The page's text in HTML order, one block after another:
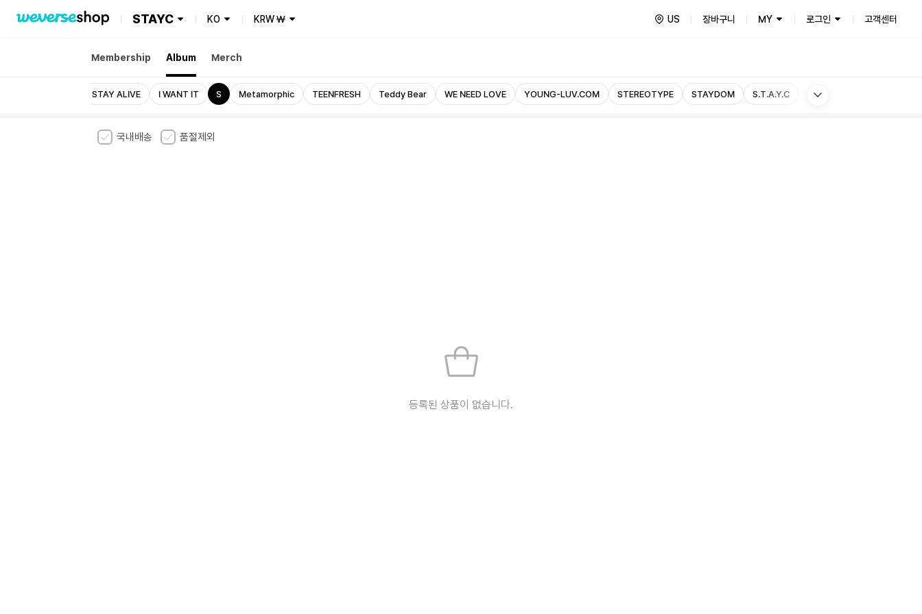
STAYC KO KRW₩ US 장바구니 MY 로그인 고객센터
Membership Album Merch
STAY ALIVE I WANT IT S Metamorphic TEENFRESH Teddy Bear WE NEED LOVE YOUNG-LUV.COM STEREOTYPE STAYDOM S.T.A.Y.C
국내배송 품절제외
등록된 상품이 없습니다.